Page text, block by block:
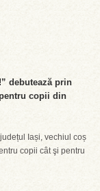
debutează prin
copii din
Iași, vechiul coș
copii cât şi pentru